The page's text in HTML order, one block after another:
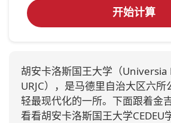
开始计算
胡安卡洛斯国王大学（Universia
URJC），是马德里自治大区六
轻最现代化的一所。下面跟着金
看看胡安卡洛斯国王大学CEDEU